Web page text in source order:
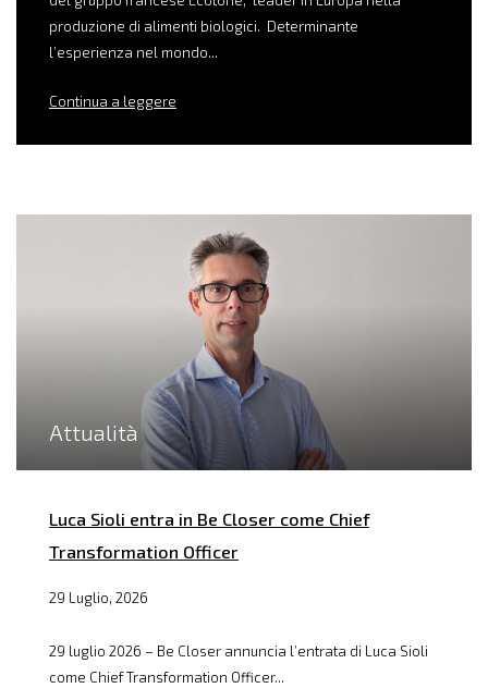
produzione di alimenti biologici. Determinante
l’esperienza nel mondo...
Continua a leggere
Attualità
Luca Sioli entra in Be Closer come Chief
Transformation Officer
29 Luglio, 2026
29 luglio 2026 – Be Closer annuncia l’entrata di Luca Sioli
come Chief Transformation Officer...